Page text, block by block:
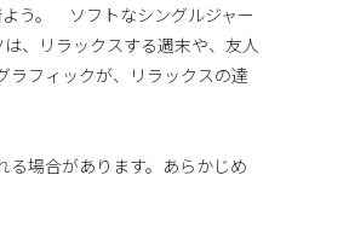
う。 ソフトなシングルジャー
、リラックスする週末や、友人
フィックが、リラックスの達
場合があります。あらかじめ